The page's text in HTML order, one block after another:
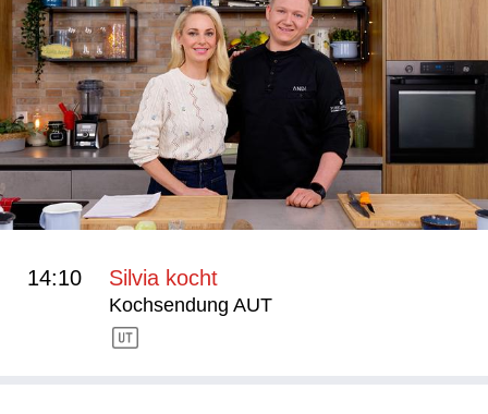
14:10 Silvia kocht
Kochsendung AUT